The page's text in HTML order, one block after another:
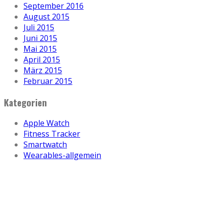
September 2016
August 2015
Juli 2015
Juni 2015
Mai 2015
April 2015
März 2015
Februar 2015
Kategorien
Apple Watch
Fitness Tracker
Smartwatch
Wearables-allgemein